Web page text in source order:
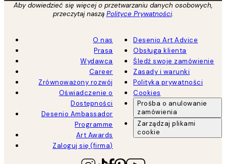
Aby dowiedzieć się więcej o przetwarzaniu danych osobowych,
przeczytaj naszą Polityce Prywatności.
O nas
Prasa
Wydawca
Career
Zrównoważony rozwój
Oświadczenie o
Dostępności
Desenio Ambassador
Programme
Art Awards
Zaloguj się (firma)
Desenio Art Advice
Obsługa klienta
Śledź swoje zamówienie
Zasady i warunki
Polityka prywatności
Cookies
Prośba o anulowanie
zamówienia
Zarządzaj plikami
cookie